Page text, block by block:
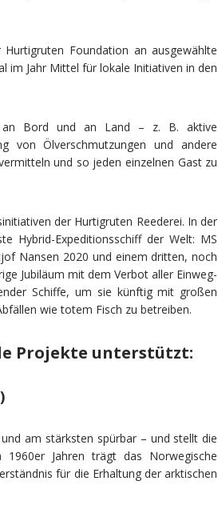
Foundation an ausgewählte
im Jahr Mittel für lokale Initiativen in den
an Bord und an Land – z. B. aktive
von Ölverschmutzungen und andere
und so jeden einzelnen Gast zu
der Hurtigruten Reederei. In der
Hybrid-Expeditionsschiff der Welt: MS
Nansen 2020 und einem dritten, noch
Jubiläum mit dem Verbot aller Einweg-
Schiffe, um sie künftig mit großen
wie totem Fisch zu betreiben.
Projekte unterstützt:
am stärksten spürbar – und stellt die
Jahren trägt das Norwegische
für die Erhaltung der arktischen